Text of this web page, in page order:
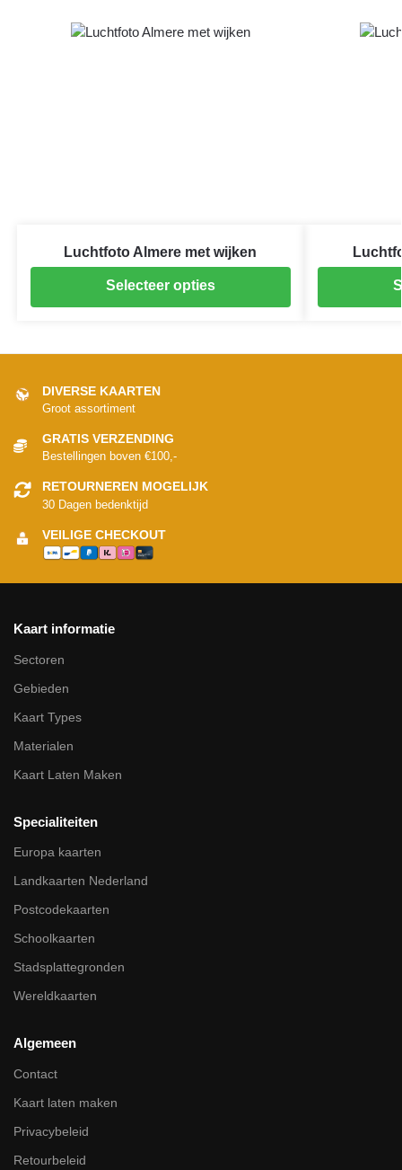
Luchtfoto Almere met wijken
Selecteer opties
DIVERSE KAARTEN
Groot assortiment
GRATIS VERZENDING
Bestellingen boven €100,-
RETOURNEREN MOGELIJK
30 Dagen bedenktijd
VEILIGE CHECKOUT
Kaart informatie
Sectoren
Gebieden
Kaart Types
Materialen
Kaart Laten Maken
Specialiteiten
Europa kaarten
Landkaarten Nederland
Postcodekaarten
Schoolkaarten
Stadsplattegronden
Wereldkaarten
Algemeen
Contact
Kaart laten maken
Privacybeleid
Retourbeleid